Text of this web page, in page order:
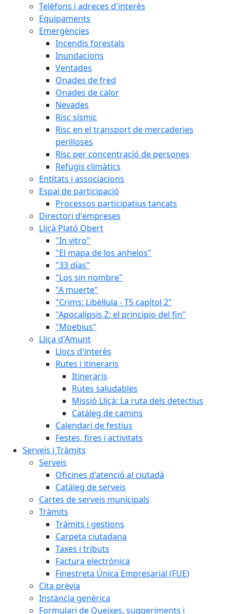
Telèfons i adreces d'interès
Equipaments
Emergències
Incendis forestals
Inundacions
Ventades
Onades de fred
Onades de calor
Nevades
Risc sísmic
Risc en el transport de mercaderies
perilloses
Risc per concentracíó de persones
Refugis climàtics
Entitats i associacions
Espai de participació
Processos participatius tancats
Directori d'empreses
Lliçà Plató Obert
"In vitro"
"El mapa de los anhelos"
"33 días"
"Los sin nombre"
"A muerte"
"Crims: Libèl·lula - T5 capítol 2"
"Apocalipsis Z: el principio del fin"
"Moebius"
Lliça d'Amunt
Llocs d'interès
Rutes i itineraris
Itineraris
Rutes saludables
Missió Lliçà: La ruta dels detectius
Catàleg de camins
Calendari de festius
Festes, fires i activitats
Serveis i Tràmits
Serveis
Oficines d'atenció al ciutadà
Catàleg de serveis
Cartes de serveis municipals
Tràmits
Tràmits i gestions
Carpeta ciutadana
Taxes i tributs
Factura electrònica
Finestreta Única Empresarial (FUE)
Cita prèvia
Instància genèrica
Formulari de Queixes, suggeriments i